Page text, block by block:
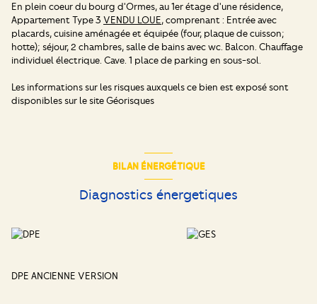
En plein coeur du bourg d'Ormes, au 1er étage d'une résidence,
Appartement Type 3 VENDU LOUE, comprenant : Entrée avec
placards, cuisine aménagée et équipée (four, plaque de cuisson;
hotte); séjour, 2 chambres, salle de bains avec wc. Balcon. Chauffage
individuel électrique. Cave. 1 place de parking en sous-sol.
Les informations sur les risques auxquels ce bien est exposé sont
disponibles sur le siteGéorisques
BILAN ÉNERGÉTIQUE
Diagnostics énergetiques
DPE ANCIENNE VERSION